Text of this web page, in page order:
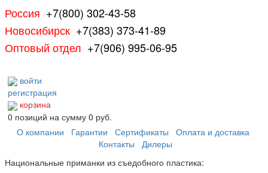
Россия +7(800) 302-43-58
Новосибирск +7(383) 373-41-89
Оптовый отдел +7(906) 995-06-95
войти
регистрация
корзина
0 позиций на сумму 0 руб.
О компании
Гарантии Сертификаты
Оплата и доставка
Контакты
Дилеры
Национальные приманки из съедобного пластика: